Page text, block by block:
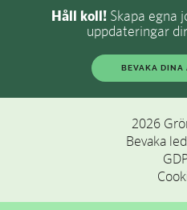
Håll koll! Skapa egna
uppdateringar
BEVAKA DINA
2026
Bevaka